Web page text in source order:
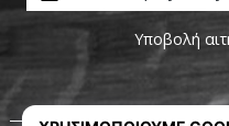
Υποβολή